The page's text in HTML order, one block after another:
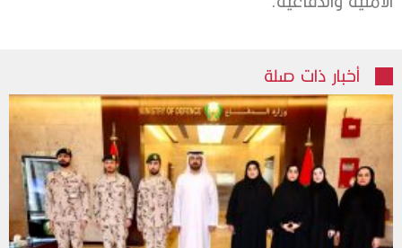
أخبار ذات صلة